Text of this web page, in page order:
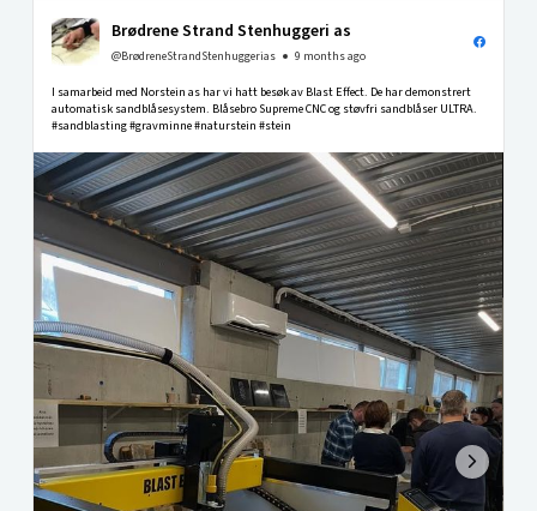
Brødrene Strand Stenhuggeri as
@BrødreneStrandStenhuggerias 9 months ago
I samarbeid med Norstein as har vi hatt besøk av Blast Effect. De har demonstrert
automatisk sandblåsesystem. Blåsebro Supreme CNC og støvfri sandblåser ULTRA.
#sandblasting #gravminne #naturstein #stein